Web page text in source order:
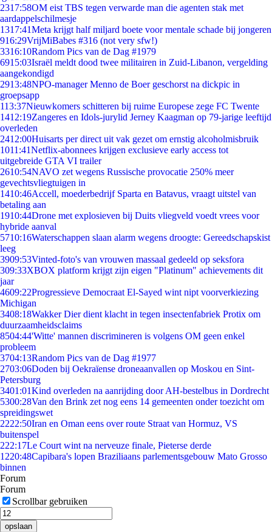
2317:58OM eist TBS tegen verwarde man die agenten stak met
aardappelschilmesje
1317:41Meta krijgt half miljard boete voor mentale schade bij jongeren
916:29VrijMiBabes #316 (not very sfw!)
3316:10Random Pics van de Dag #1979
6915:03Israël meldt dood twee militairen in Zuid-Libanon, vergelding
aangekondigd
2913:48NPO-manager Menno de Boer geschorst na dickpic in
groepsapp
113:37Nieuwkomers schitteren bij ruime Europese zege FC Twente
1412:19Zangeres en Idols-jurylid Jerney Kaagman op 79-jarige leeftijd
overleden
2412:00Huisarts per direct uit vak gezet om ernstig alcoholmisbruik
1011:41Netflix-abonnees krijgen exclusieve early access tot
uitgebreide GTA VI trailer
2610:54NAVO zet wegens Russische provocatie 250% meer
gevechtsvliegtuigen in
1410:46Accell, moederbedrijf Sparta en Batavus, vraagt uitstel van
betaling aan
1910:44Drone met explosieven bij Duits vliegveld voedt vrees voor
hybride aanval
5710:16Waterschappen slaan alarm wegens droogte: Gereedschapskist
leeg
3909:53Vinted-foto's van vrouwen massaal gedeeld op seksfora
309:33XBOX platform krijgt zijn eigen "Platinum" achievements dit
jaar
4609:22Progressieve Democraat El-Sayed wint nipt voorverkiezing
Michigan
3408:18Wakker Dier dient klacht in tegen insectenfabriek Protix om
duurzaamheidsclaims
8504:44'Witte' mannen discrimineren is volgens OM geen enkel
probleem
3704:13Random Pics van de Dag #1977
2703:06Doden bij Oekraïense droneaanvallen op Moskou en Sint-
Petersburg
3401:01Kind overleden na aanrijding door AH-bestelbus in Dordrecht
5300:28Van den Brink zet nog eens 14 gemeenten onder toezicht om
spreidingswet
2222:50Iran en Oman eens over route Straat van Hormuz, VS
buitenspel
222:17Le Court wint na nerveuze finale, Pieterse derde
1220:48Capibara's lopen Braziliaans parlementsgebouw Mato Grosso
binnen
Forum
Forum
Scrollbar gebruiken
opslaan